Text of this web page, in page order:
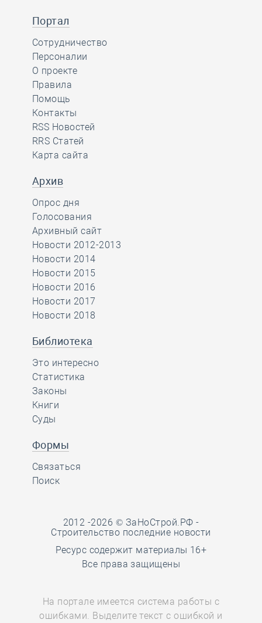
Портал
Сотрудничество
Персоналии
О проекте
Правила
Помощь
Контакты
RSS Новостей
RRS Статей
Карта сайта
Архив
Опрос дня
Голосования
Архивный сайт
Новости 2012-2013
Новости 2014
Новости 2015
Новости 2016
Новости 2017
Новости 2018
Библиотека
Это интересно
Статистика
Законы
Книги
Суды
Формы
Связаться
Поиск
2012 -2026 © ЗаНоСтрой.РФ -
Строительство последние новости
Ресурс содержит материалы 16+
Все права защищены
На портале имеется система работы с
ошибками. Выделите текст с ошибкой и